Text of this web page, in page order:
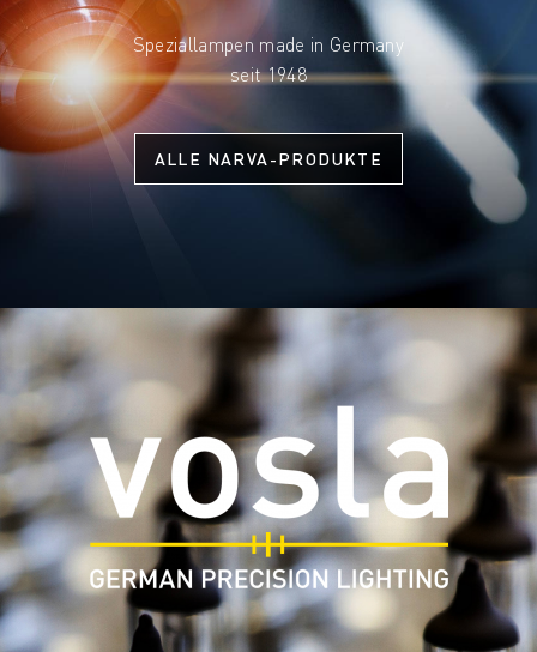
Speziallampen made in Germany
seit 1948
ALLE NARVA-PRODUKTE